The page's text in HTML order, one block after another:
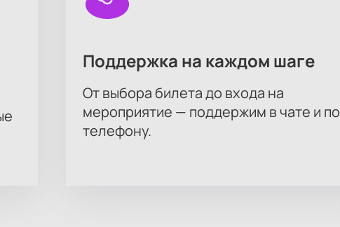
Поддержка на каждом шаге
От выбора билета до входа на
мероприятие — поддержим в чате и по
телефону.